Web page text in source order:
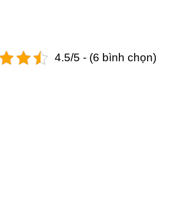
4.5/5 - (6 bình chọn)